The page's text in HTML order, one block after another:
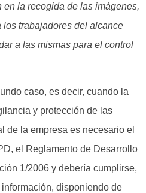
en la recogida de las imágenes,
los trabajadores del alcance
a las mismas para el control
caso, es decir, cuando la
y protección de las
de la empresa es necesario el
el Reglamento de Desarrollo
1/2006 y debería cumplirse,
disponiendo de